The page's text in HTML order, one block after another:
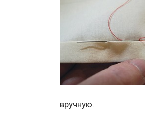
вручную.